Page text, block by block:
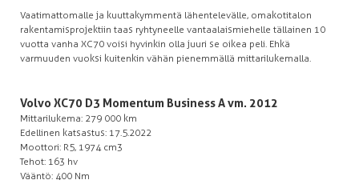
Vaatimattomalle ja kuuttakymmentä lähentelevälle, omakotitalon
rakentamisprojektiin taas ryhtyneelle vantaalaismiehelle tällainen 10
vuotta vanha XC70 voisi hyvinkin olla juuri se oikea peli. Ehkä
varmuuden vuoksi kuitenkin vähän pienemmällä mittarilukemalla.
Volvo XC70 D3 Momentum Business A vm. 2012
Mittarilukema: 279 000 km
Edellinen katsastus: 17.5.2022
Moottori: R5, 1974 cm3
Tehot: 163 hv
Vääntö: 400 Nm